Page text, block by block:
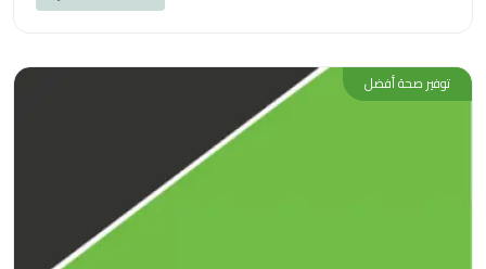
صحة أفضل